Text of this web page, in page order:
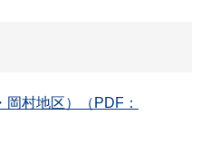
村地区）（PDF：